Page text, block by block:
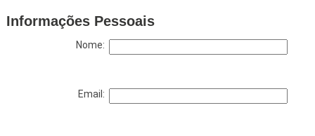
Informações Pessoais
Nome:
Email: